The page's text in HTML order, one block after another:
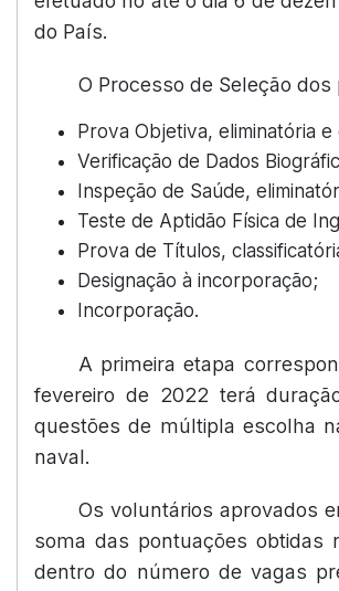
do País.
O Processo de Seleção
Prova Objetiva, eliminatória e
Verificação de Dados
Inspeção de Saúde,
Teste de Aptidão Física de
Prova de Títulos,
Designação à incorporação;
Incorporação.
A primeira etapa
fevereiro de 2022 terá
questões de múltipla escolha
naval.
Os voluntários aprovados
soma das pontuações obtidas
dentro do número de vagas